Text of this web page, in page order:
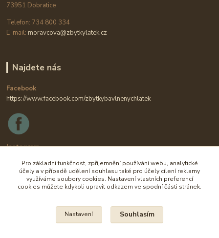
73951 Dobratice
Telefon: 734 800 334
E-mail: moravcova@zbytkylatek.cz
Najdete nás
Facebook
https://www.facebook.com/zbytkybavlnenychlatek
Instagram
Pro základní funkčnost, zpříjemnění používání webu, analytické
účely a v případě udělení souhlasu také pro účely cílení reklamy
využíváme soubory cookies. Nastavení vlastních preferencí
cookies můžete kdykoli upravit odkazem ve spodní části stránek.
Nastavení Souhlasím